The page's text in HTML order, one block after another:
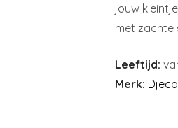
jouw
met zachte
Leeftijd:
Merk: Djeco